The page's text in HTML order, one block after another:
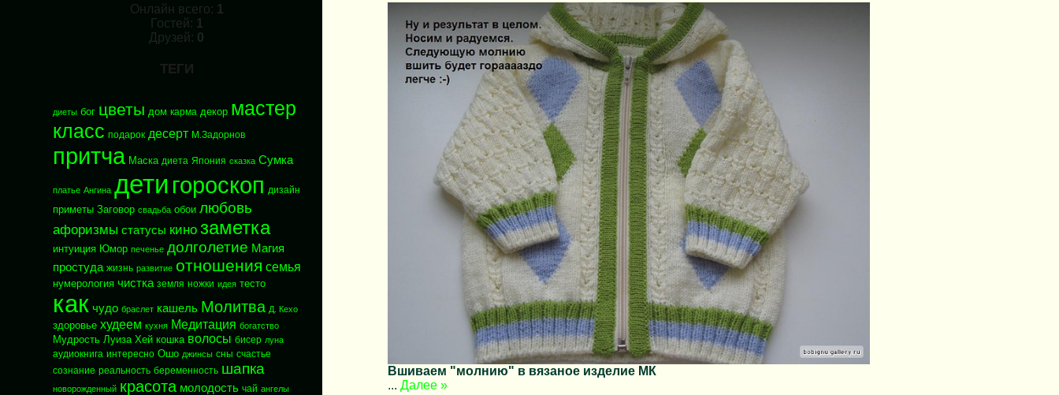
Онлайн всего: 1
Гостей: 1
Друзей: 0
ТЕГИ
диеты бог цветы дом карма декор мастер
класс подарок десерт М.Задорнов
притча Маска диета Япония сказка Сумка
платье Ангина дети гороскоп дизайн
приметы Заговор свадьба обои любовь
афоризмы статусы кино заметка
интуиция Юмор печенье долголетие Магия
простуда жизнь развитие отношения семья
нумерология чистка земля ножки идея тесто
как чудо браслет кашель Молитва Д. Кехо
здоровье худеем кухня Медитация богатство
Мудрость Луиза Хей кошка волосы бисер луна
аудиокнига интересно Ошо джинсы сны счастье
сознание реальность беременность шапка
новорожденный красота молодость чай ангелы
Вшиваем "молнию" в вязаное изделие МК
... Далее »